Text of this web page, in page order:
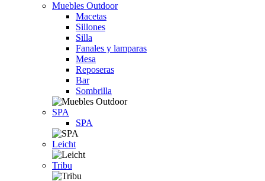
Muebles Outdoor
Macetas
Sillones
Silla
Fanales y lamparas
Mesa
Reposeras
Bar
Sombrilla
SPA
SPA
Leicht
Tribu